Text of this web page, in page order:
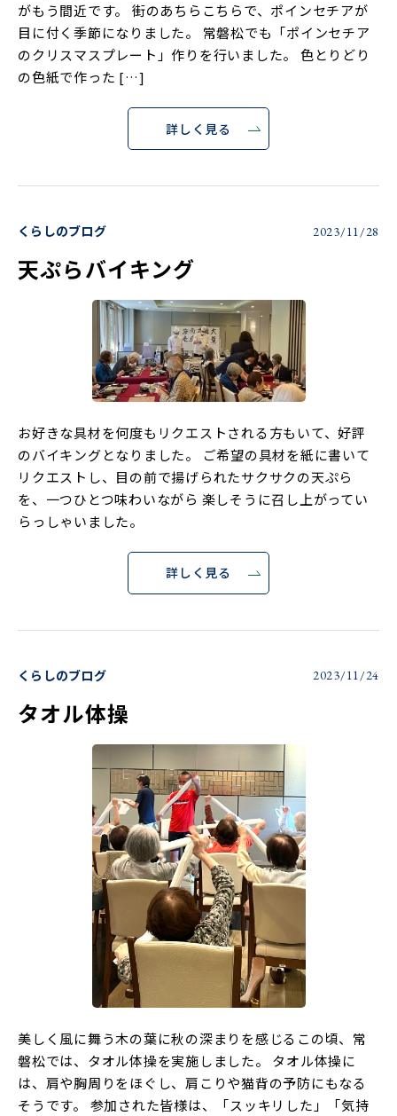
がもう間近です。 街のあちらこちらで、ポインセチアが
目に付く季節になりました。 常磐松でも「ポインセチア
のクリスマスプレート」作りを行いました。 色とりどり
の色紙で作った […]
詳しく見る
くらしのブログ 2023/11/28
天ぷらバイキング
お好きな具材を何度もリクエストされる方もいて、好評
のバイキングとなりました。 ご希望の具材を紙に書いて
リクエストし、目の前で揚げられたサクサクの天ぷら
を、一つひとつ味わいながら 楽しそうに召し上がってい
らっしゃいました。
詳しく見る
くらしのブログ 2023/11/24
タオル体操
美しく風に舞う木の葉に秋の深まりを感じるこの頃、常
磐松では、タオル体操を実施しました。 タオル体操に
は、肩や胸周りをほぐし、肩こりや猫背の予防にもなる
そうです。 参加された皆様は、「スッキリした」「気持